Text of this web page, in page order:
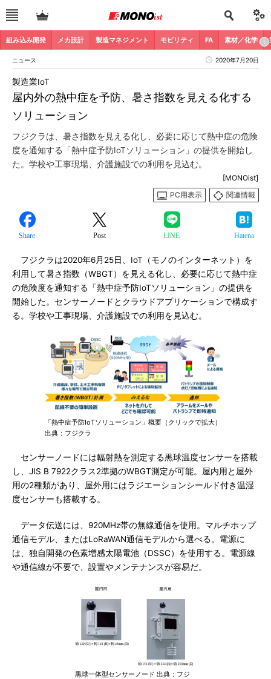
組み込み開発 メカ設計 製造マネジメント モビリティ FA 素材／化学
ニュース 2020年7月20日
屋内外の熱中症を予防、暑さ指数を見える化する
ソリューション
製造業IoT
フジクラは、暑さ指数を見える化し、必要に応じて熱中症の危険
度を通知する「熱中症予防IoTソリューション」の提供を開始し
た。学校や工事現場、介護施設での利用を見込む。
[MONOist]
PC用表示
関連情報
Share Post LINE Hatena
フジクラは2020年6月25日、IoT（モノのインターネット）を
利用して暑さ指数（WBGT）を見える化し、必要に応じて熱中症
の危険度を通知する「熱中症予防IoTソリューション」の提供を
開始した。センサーノードとクラウドアプリケーションで構成す
る。学校や工事現場、介護施設での利用を見込む。
「熱中症予防IoTソリューション」概要（クリックで拡大）
出典：フジクラ
センサーノードには輻射熱を測定する黒球温度センサーを搭載
し、JIS B 7922クラス2準拠のWBGT測定が可能。屋内用と屋外
用の2種類があり、屋外用にはラジエーションシールド付き温湿
度センサーも搭載する。
データ伝送には、920MHz帯の無線通信を使用。マルチホップ
通信モデル、またはLoRaWAN通信モデルから選べる。電源に
は、独自開発の色素増感太陽電池（DSSC）を使用する。電源線
や通信線が不要で、設置やメンテナンスが容易だ。
黒球一体型センサーノード 出典：フジ